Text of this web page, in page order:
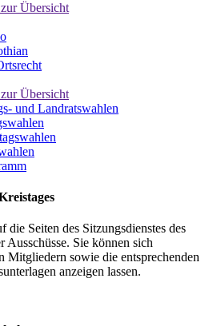
Übersicht
Übersicht
und Landratswahlen
die Seiten des Sitzungsdienstes des
Ausschüsse. Sie können sich
Mitgliedern sowie die entsprechenden
anzeigen lassen.